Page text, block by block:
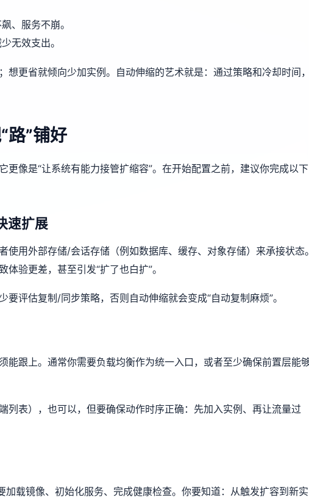
、服务不崩。
无效支出。
想更省就倾向少加实例。自动伸缩的艺术就是：通过策略和冷却时间
路”铺好
更像是“让系统有能力接管扩缩容”。在开始配置之前，建议你完成以下
速扩展
使用外部存储/会话存储（例如数据库、缓存、对象存储）来承接状态
验更差，甚至引发“扩了也白扩”。
评估复制/同步策略，否则自动伸缩就会变成“自动复制麻烦”。
能跟上。通常你需要负载均衡作为统一入口，或者至少确保前置层能
列表），也可以，但要确保动作时序正确：先加入实例、再让流量过
加载镜像、初始化服务、完成健康检查。你要知道：从触发扩容到新实